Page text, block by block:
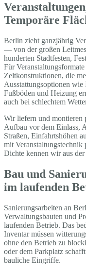
Temporäre
Berlin zieht ganzjährig
— von der großen
hunderten Stadtfesten,
Für
Zeltkonstruktionen, die
Ausstattungsoptionen
Fußböden und Heizung
auch bei schlechtem
Wir liefern und montieren
Aufbau vor dem Einlass,
Straßen, Einfahrtshöhen
mit
Dichte kennen wir aus der
Bau und
im laufenden
Sanierungsarbeiten an
Verwaltungsbauten und
laufenden Betrieb. Das
Inventar müssen
ohne den Betrieb zu
oder dem Parkplatz
bauliche Eingriffe.